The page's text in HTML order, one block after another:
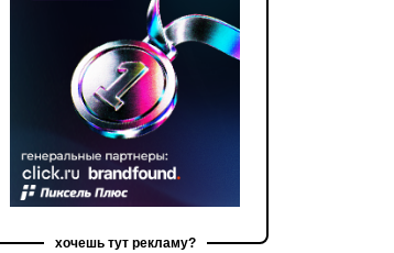
хочешь тут рекламу?